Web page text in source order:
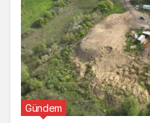
Gündem